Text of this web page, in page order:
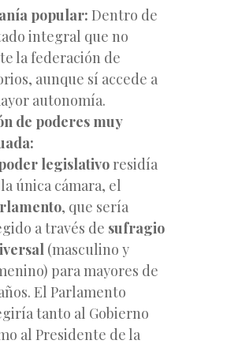
popular: Dentro de
integral que no
la federación de
aunque sí accede a
autonomía.
de poderes muy
legislativo residía
única cámara, el
, que sería
a través de sufragio
(masculino y
para mayores de
El Parlamento
tanto al Gobierno
al Presidente de la